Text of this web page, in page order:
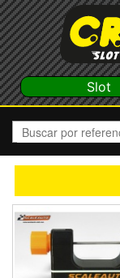
Slot